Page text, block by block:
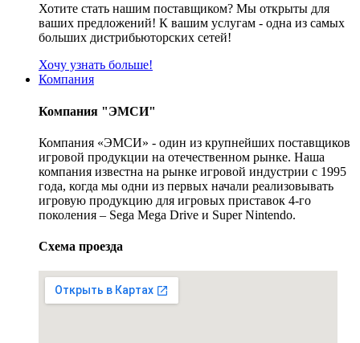
Хотите стать нашим поставщиком? Мы открыты для
ваших предложений! К вашим услугам - одна из самых
больших дистрибьюторских сетей!
Хочу узнать больше!
Компания
Компания "ЭМСИ"
Компания «ЭМСИ» - один из крупнейших поставщиков
игровой продукции на отечественном рынке. Наша
компания известна на рынке игровой индустрии с 1995
года, когда мы одни из первых начали реализовывать
игровую продукцию для игровых приставок 4-го
поколения – Sega Mega Drive и Super Nintendo.
Схема проезда